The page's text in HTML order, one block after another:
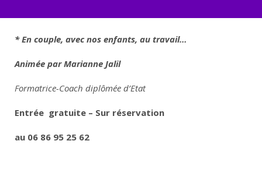
* En couple, avec nos enfants, au travail…
Animée par Marianne Jalil
Formatrice-Coach diplômée d’Etat
Entrée gratuite – Sur réservation
au 06 86 95 25 62